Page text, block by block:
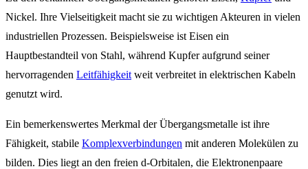
Nickel. Ihre Vielseitigkeit macht sie zu wichtigen Akteuren in vielen
industriellen Prozessen. Beispielsweise ist Eisen ein
Hauptbestandteil von Stahl, während Kupfer aufgrund seiner
hervorragenden Leitfähigkeit weit verbreitet in elektrischen Kabeln
genutzt wird.
Ein bemerkenswertes Merkmal der Übergangsmetalle ist ihre
Fähigkeit, stabile Komplexverbindungen mit anderen Molekülen zu
bilden. Dies liegt an den freien d-Orbitalen, die Elektronenpaare